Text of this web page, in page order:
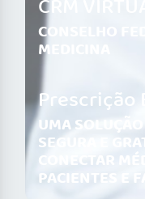
CRM VIRTUAL
CONSELHO
MEDICINA
Prescrição
UMA
SEGURA E
CONECTAR
PACIENTES E